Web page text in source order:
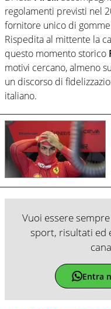
regolamenti previsti nel
fornitore unico di
Rispedita al mittente la
questo momento storico
motivi cercano, almeno
un discorso di
italiano.
Vuoi essere
sport, risultati ed
Entra